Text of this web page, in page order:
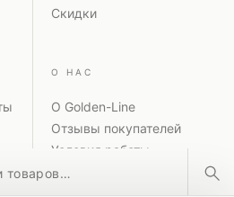
Скидки
О НАС
О Golden-Line
Отзывы покупателей
Условия работы
Политика
конфиденциальности